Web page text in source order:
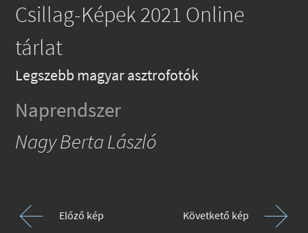
Csillag-Képek 2021 Online
tárlat
Legszebb magyar asztrofotók
Naprendszer
Nagy Berta László
Előző kép Követkető kép